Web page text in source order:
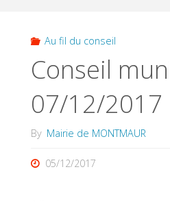
Au fil du conseil
Conseil
07/12/2017
By Mairie de MONTMAUR
05/12/2017